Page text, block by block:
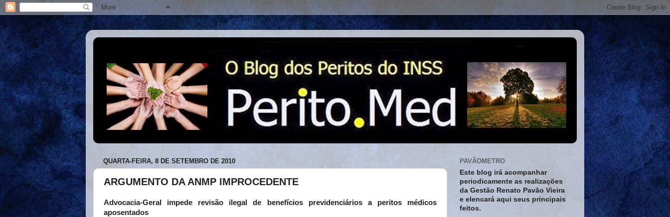
QUARTA-FEIRA, 8 DE SETEMBRO DE 2010
ARGUMENTO DA ANMP IMPROCEDENTE
Advocacia-Geral impede revisão ilegal de benefícios previdenciários a peritos médicos
aposentados
PAVÃOMETRO
Este blog irá acompanhar
periodicamente as realizações
da Gestão Renato Pavão Vieira
e elencará aqui seus principais
feitos.